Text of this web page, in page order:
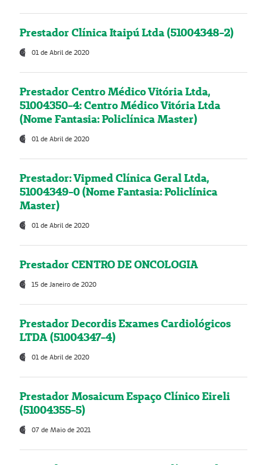
Prestador Clínica Itaipú Ltda (51004348-2)
01 de Abril de 2020
Prestador Centro Médico Vitória Ltda,
51004350-4: Centro Médico Vitória Ltda
(Nome Fantasia: Policlínica Master)
01 de Abril de 2020
Prestador: Vipmed Clínica Geral Ltda,
51004349-0 (Nome Fantasia: Policlínica
Master)
01 de Abril de 2020
Prestador CENTRO DE ONCOLOGIA
15 de Janeiro de 2020
Prestador Decordis Exames Cardiológicos
LTDA (51004347-4)
01 de Abril de 2020
Prestador Mosaicum Espaço Clínico Eireli
(51004355-5)
07 de Maio de 2021